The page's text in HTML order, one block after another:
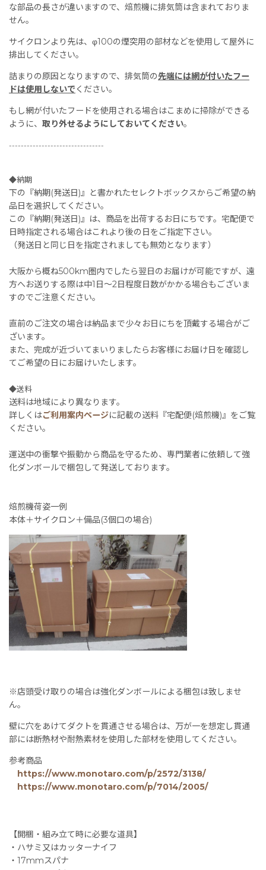
な部品の長さが違いますので、焙煎機に排気筒は含まれておりま
せん。
サイクロンより先は、φ100の煙突用の部材などを使用して屋外に
排出してください。
詰まりの原因となりますので、排気筒の先端には網が付いたフー
ドは使用しないで ください。
もし網が付いたフードを使用される場合はこまめに掃除ができる
ように、 取り外せるようにしておいてください。
--------------------------------
◆納期
下の『納期(発送日)』と書かれたセレクトボックスからご希望の納
品日を選択してください。
この『納期(発送日)』は、商品を出荷するお日にちです。宅配便で
日時指定される場合はこれより後の日をご指定下さい。
（発送日と同じ日を指定されましても無効となります）
大阪から概ね500km圏内でしたら翌日のお届けが可能ですが、遠
方へお送りする際は中1日〜2日程度日数がかかる場合もございま
すのでご注意ください。
直前のご注文の場合は納品まで少々お日にちを頂戴する場合がご
ざいます。
また、完成が近づいてまいりましたらお客様にお届け日を確認し
てご希望の日にお届けいたします。
◆送料
送料は地域により異なります。
詳しくはご利用案内ページに記載の送料『宅配便(焙煎機)』をご覧
ください。
運送中の衝撃や振動から商品を守るため、専門業者に依頼して強
化ダンボールで梱包して発送しております。
焙煎機荷姿一例
本体＋サイクロン＋備品(3個口の場合)
※店頭受け取りの場合は強化ダンボールによる梱包は致しませ
ん。
壁に穴をあけてダクトを貫通させる場合は、万が一を想定し貫通
部には断熱材や耐熱素材を使用した部材を使用してください。
参考商品
https://www.monotaro.com/p/2572/3138/
https://www.monotaro.com/p/7014/2005/
【開梱・組み立て時に必要な道具】
・ハサミ又はカッターナイフ
・17mmスパナ